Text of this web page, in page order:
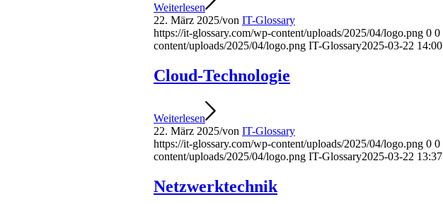
Weiterlesen
22. März 2025/von IT-Glossary
https://it-glossary.com/wp-content/uploads/2025/04/logo.png 0 0
content/uploads/2025/04/logo.png IT-Glossary2025-03-22
Cloud-Technologie
Weiterlesen
22. März 2025/von IT-Glossary
https://it-glossary.com/wp-content/uploads/2025/04/logo.png 0 0
content/uploads/2025/04/logo.png IT-Glossary2025-03-22
Netzwerktechnik